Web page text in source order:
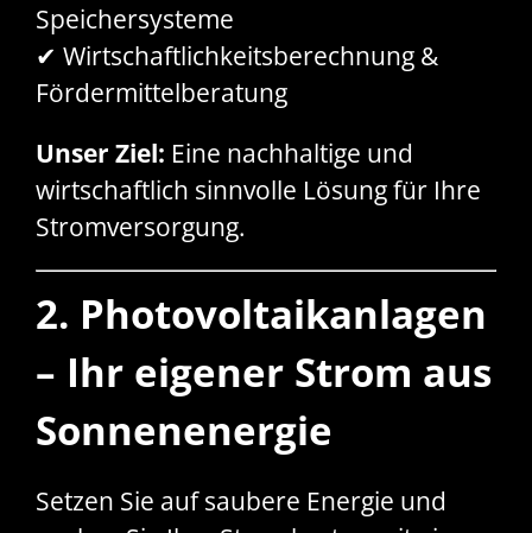
Speichersysteme
✔ Wirtschaftlichkeitsberechnung &
Fördermittelberatung
Unser Ziel: Eine nachhaltige und
wirtschaftlich sinnvolle Lösung für Ihre
Stromversorgung.
2. Photovoltaikanlagen
– Ihr eigener Strom aus
Sonnenenergie
Setzen Sie auf saubere Energie und